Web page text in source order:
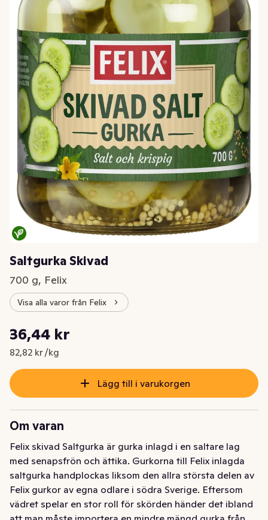
Saltgurka Skivad
700 g, Felix
Visa alla varor från Felix
Nuvarande pris är: 36,44 kr
36,44 kr
82,82 kr /kg
Styckpris: 82,82 kr /kg
Lägg till i varukorgen
Om varan
Felix skivad Saltgurka är gurka inlagd i en saltare lag
med senapsfrön och ättika. Gurkorna till Felix inlagda
saltgurka handplockas liksom den allra största delen av
Felix gurkor av egna odlare i södra Sverige. Eftersom
vädret spelar en stor roll för skörden händer det ibland